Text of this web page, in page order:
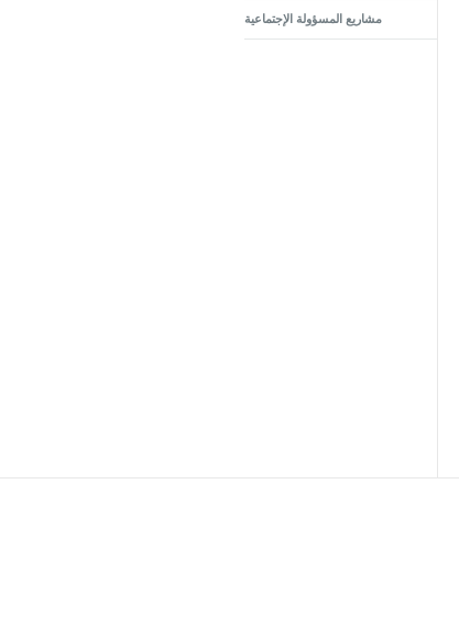
مشاريع المسؤولة الإجتماعية